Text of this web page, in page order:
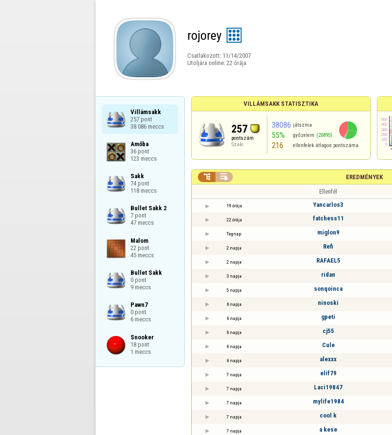
rojorey
Csatlakozott: 11/14/2007
Utoljára online: 22 órája
Villámsakk
257 pont
38 086 meccs
Amőba
36 pont
123 meccs
Sakk
74 pont
118 meccs
Bullet Sakk 2
7 pont
47 meccs
Malom
22 pont
45 meccs
Bullet Sakk
0 pont
9 meccs
Pawn7
0 pont
6 meccs
Snooker
18 pont
1 meccs
VILLÁMSAKK STATISZTIKA
257
pontszám
Szaki
38086 játszma
55% győzelem (20895)
216 ellenfelek átlagos pontszáma
EREDMÉNYEK
 
Ellenfél
19 órája Yancarlos3
22 órája fatchess11
Tegnap miglon9
2 napja Refi
2 napja RAFAEL5
3 napja ridan
5 napja sonqoinca
6 napja ninoski
6 napja gpeti
6 napja cj55
6 napja Cule
6 napja alexxx
7 napja elif79
7 napja Laci19847
7 napja mylife1984
7 napja cool k
7 napja a kese